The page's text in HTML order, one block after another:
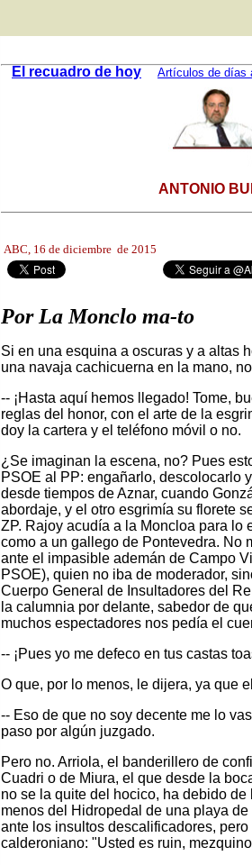
El recuadro de hoy Artículos de días
ANTONIO
ABC, 16 de diciembre de 2015
Por La Monclo ma-to
Si en una esquina a oscuras y a altas
una navaja cachicuerna en la mano,
-- ¡Hasta aquí hemos llegado! Tome,
reglas del honor, con el arte de la
doy la cartera y el teléfono móvil o no.
¿Se imaginan la escena, no? Pues
PSOE al PP: engañarlo, descolocarlo
desde tiempos de Aznar, cuando
abordaje, y el otro esgrimía su florete
ZP. Rajoy acudía a la Moncloa para lo
como a un gallego de Pontevedra. No
ante el impasible ademán de Campo
PSOE), quien no iba de moderador,
Cuerpo General de Insultadores del
la calumnia por delante, sabedor de
muchos espectadores nos pedía el
-- ¡Pues yo me defeco en tus castas
O que, por lo menos, le dijera, ya que
-- Eso de que no soy decente me lo
paso por algún juzgado.
Pero no. Arriola, el banderillero de
Cuadri o de Miura, el que desde la
no se la quite del hocico, ha debido
menos del Hidropedal de una playa
ante los insultos descalificadores,
calderoniano: "Usted es ruin,